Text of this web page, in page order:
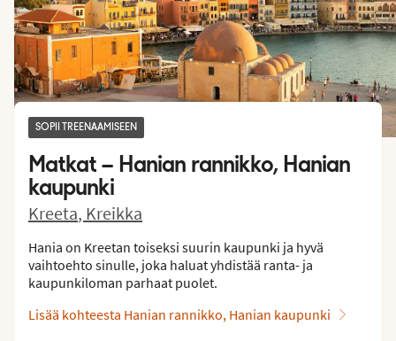
Näytä kuvia
SOPII TREENAAMISEEN
Matkat – Hanian rannikko, Hanian
kaupunki
Kreeta, Kreikka
Hania on Kreetan toiseksi suurin kaupunki ja hyvä
vaihtoehto sinulle, joka haluat yhdistää ranta- ja
kaupunkiloman parhaat puolet.
Lisää kohteesta Hanian rannikko, Hanian kaupunki